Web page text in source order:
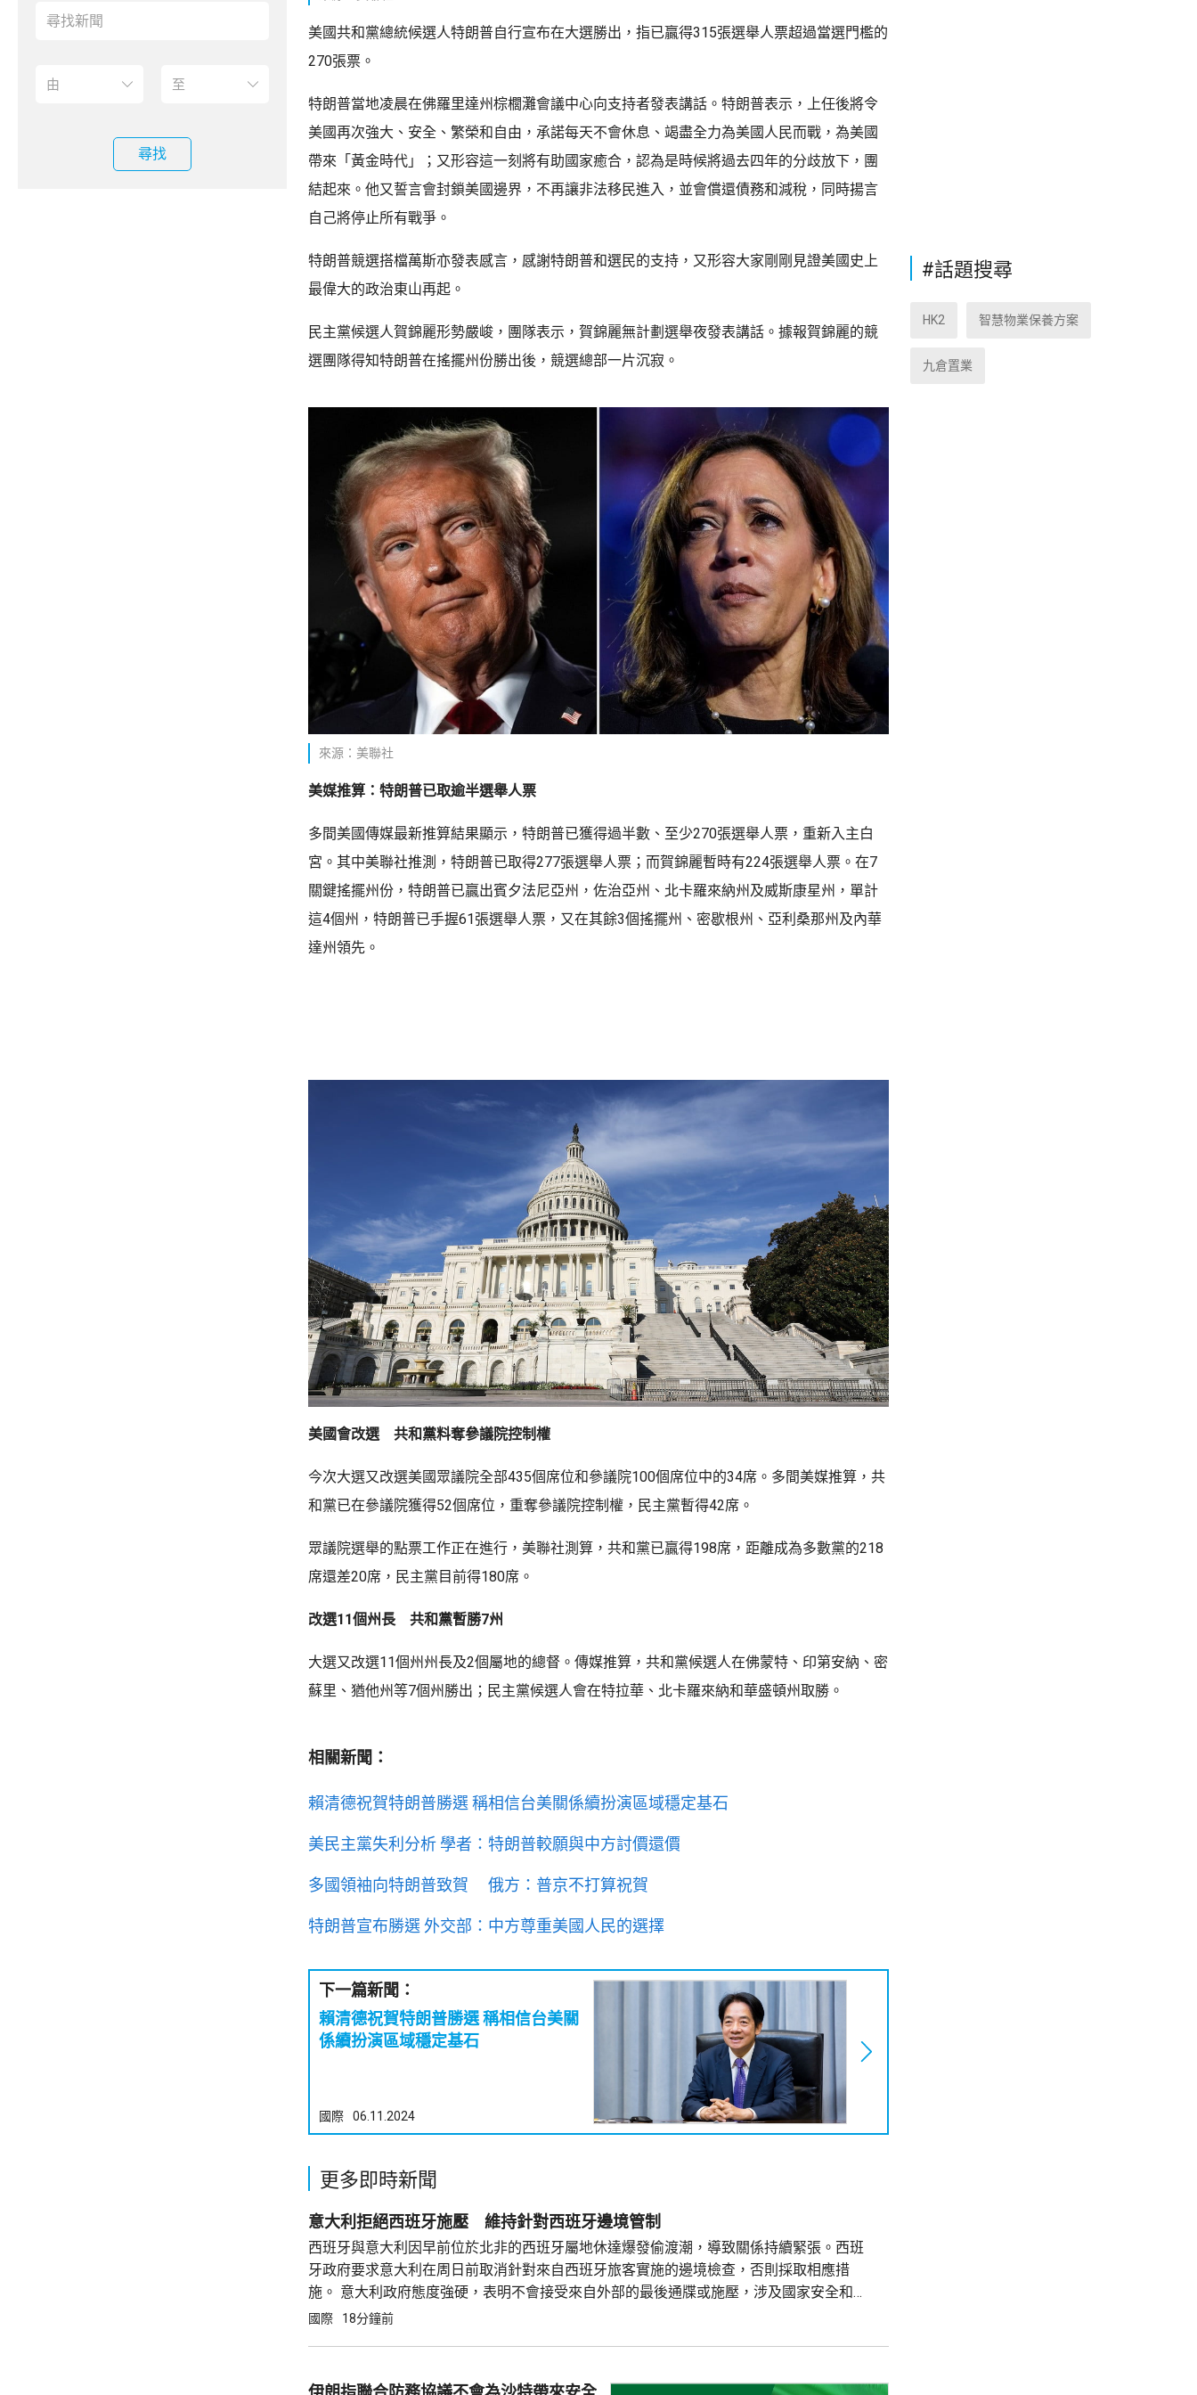
尋找
美國共和黨總統候選人特朗普自行宣布在大選勝出，指已贏得315張選舉人票超過當選門檻的
270張票。
特朗普當地凌晨在佛羅里達州棕櫚灘會議中心向支持者發表講話。特朗普表示，上任後將令
美國再次強大、安全、繁榮和自由，承諾每天不會休息、竭盡全力為美國人民而戰，為美國
帶來「黃金時代」；又形容這一刻將有助國家癒合，認為是時候將過去四年的分歧放下，團
結起來。他又誓言會封鎖美國邊界，不再讓非法移民進入，並會償還債務和減稅，同時揚言
自己將停止所有戰爭。
特朗普競選搭檔萬斯亦發表感言，感謝特朗普和選民的支持，又形容大家剛剛見證美國史上
最偉大的政治東山再起。
民主黨候選人賀錦麗形勢嚴峻，團隊表示，賀錦麗無計劃選舉夜發表講話。據報賀錦麗的競
選團隊得知特朗普在搖擺州份勝出後，競選總部一片沉寂。
來源：美聯社
美媒推算：特朗普已取逾半選舉人票
多間美國傳媒最新推算結果顯示，特朗普已獲得過半數、至少270張選舉人票，重新入主白
宮。其中美聯社推測，特朗普已取得277張選舉人票；而賀錦麗暫時有224張選舉人票。在7
關鍵搖擺州份，特朗普已贏出賓夕法尼亞州，佐治亞州、北卡羅來納州及威斯康星州，單計
這4個州，特朗普已手握61張選舉人票，又在其餘3個搖擺州、密歇根州、亞利桑那州及內華
達州領先。
美國會改選 共和黨料奪參議院控制權
今次大選又改選美國眾議院全部435個席位和參議院100個席位中的34席。多間美媒推算，共
和黨已在參議院獲得52個席位，重奪參議院控制權，民主黨暫得42席。
眾議院選舉的點票工作正在進行，美聯社測算，共和黨已贏得198席，距離成為多數黨的218
席還差20席，民主黨目前得180席。
改選11個州長 共和黨暫勝7州
大選又改選11個州州長及2個屬地的總督。傳媒推算，共和黨候選人在佛蒙特、印第安納、密
蘇里、猶他州等7個州勝出；民主黨候選人會在特拉華、北卡羅來納和華盛頓州取勝。
相關新聞：
賴清德祝賀特朗普勝選 稱相信台美關係續扮演區域穩定基石
美民主黨失利分析 學者：特朗普較願與中方討價還價
多國領袖向特朗普致賀 俄方：普京不打算祝賀
特朗普宣布勝選 外交部：中方尊重美國人民的選擇
下一篇新聞：
賴清德祝賀特朗普勝選 稱相信台美關
係續扮演區域穩定基石
國際 06.11.2024
更多即時新聞
意大利拒絕西班牙施壓 維持針對西班牙邊境管制
西班牙與意大利因早前位於北非的西班牙屬地休達爆發偷渡潮，導致關係持續緊張。西班
牙政府要求意大利在周日前取消針對來自西班牙旅客實施的邊境檢查，否則採取相應措
施。 意大利政府態度強硬，表明不會接受來自外部的最後通牒或施壓，涉及國家安全和邊
境管理事務將自主作出決定。意大利會維持針對經西班牙入境第三國公民的邊境管控措
國際 18分鐘前
#話題搜尋
HK2 智慧物業保養方案
九倉置業